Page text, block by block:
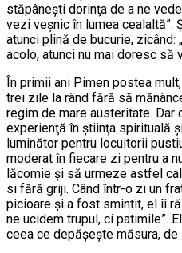
stăpâneşti dorinţa de a ne
vezi veşnic în lumea cealaltă”.
atunci plină de bucurie, zicând:
acolo, atunci nu mai doresc să
În primii ani Pimen postea
trei zile la rând fără să
regim de mare austeritate. Dar
experienţă în ştiinţa spirituală
luminător pentru locuitorii
moderat în fiecare zi pentru a
lăcomie şi să urmeze astfel
si fără griji. Când într-o zi un
picioare şi a fost smintit, el îi
ne ucidem trupul, ci patimile”.
ceea ce depăşeşte măsura, de